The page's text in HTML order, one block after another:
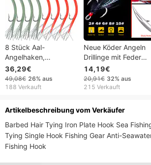
8 Stück Aal-
Angelhaken,
Streifenbarsch-Tube-
Leucht-Aal-Köder,
Langschenkel-Offset-
Barsch-Kabeljau-
Teaser-Angelköder
36,29€
49,08€ 26% aus
188 Verkauft
Neue Köder Angeln
Drillinge mit Feder
Anhänger Blut Rille
Goldfischhaken
14,19€
20,91€ 32% aus
215 Verkauft
Artikelbeschreibung vom Verkäufer
Barbed Hair Tying Iron Plate Hook Sea
Tying Single Hook Fishing Gear Anti-
Fishing Hook